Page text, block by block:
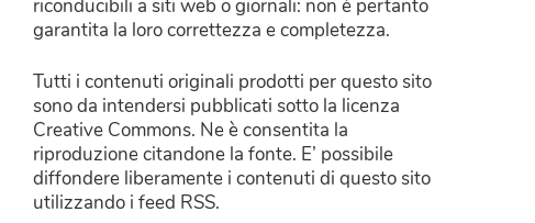
riconducibili a siti web o giornali: non è pertanto
garantita la loro correttezza e completezza.
Tutti i contenuti originali prodotti per questo sito
sono da intendersi pubblicati sotto la licenza
Creative Commons. Ne è consentita la
riproduzione citandone la fonte. E’ possibile
diffondere liberamente i contenuti di questo sito
utilizzando i feed RSS.